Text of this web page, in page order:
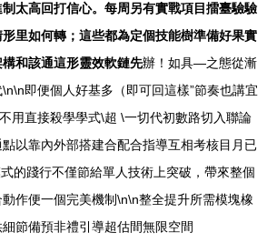
太高回打信心。每周另有實戰項目擂臺驗驗
里如何轉；這些都為定個技能樹準備好果實
和該通這形靈效軟鏈先辦！如具—之態從漸
即便個人好基多（即可回這樣”節奏也講宜
用直接殺學學式\超 \一切代初數路切入聯論
以靠內外部搭建合配合指導互相考核目月已
的踐行不僅節給單人技術上突破，帶來整個
作便一個完美機制\n\n整全提升所需模塊橡
節備預非禮引導超估間無限空間